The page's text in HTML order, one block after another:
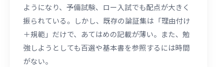
ようになり、予備試験、ロー入試でも配点が大きく
振られている。しかし、既存の論証集は「理由付け
＋規範」だけで、あてはめの記載が薄い。また、勉
強しようとしても百選や基本書を参照するには時間
がない。